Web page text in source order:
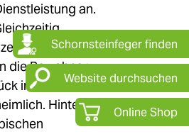
an.
Stadtviertel in
die Bewohner
ins Haus.
Hinter
Schornsteinfeger finden
Website durchsuchen
Online Shop